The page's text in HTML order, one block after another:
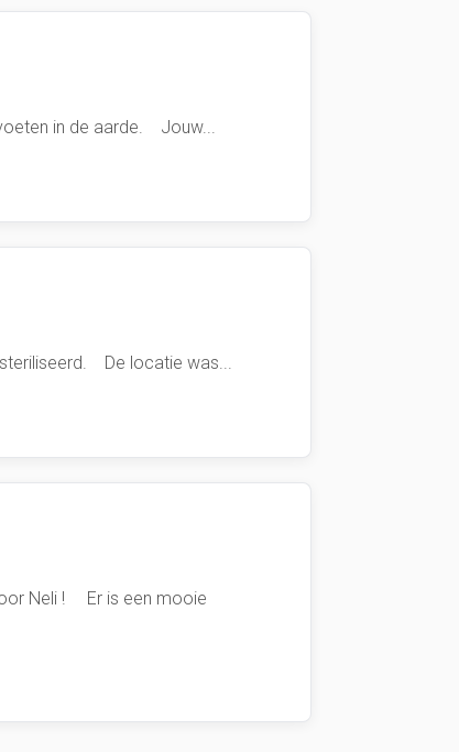
in de aarde. Jouw...
De locatie was...
Neli ! Er is een mooie